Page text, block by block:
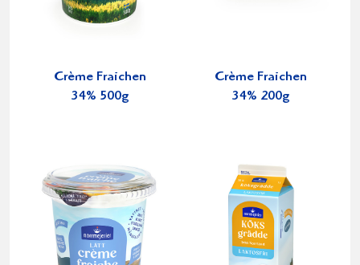
Crème Fraichen
34% 500g
Crème Fraichen
34% 200g